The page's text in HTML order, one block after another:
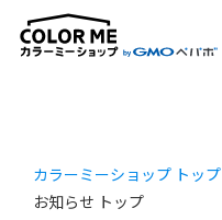
カラーミーショップ トップ
お知らせ トップ